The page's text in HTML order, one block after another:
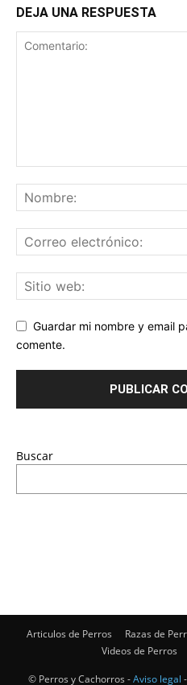
DEJA UNA RESPUESTA
Guardar mi nombre y email
comente.
Buscar
Articulos de Perros Razas de
Videos de Perros
© Perros y Cachorros -Aviso legal -